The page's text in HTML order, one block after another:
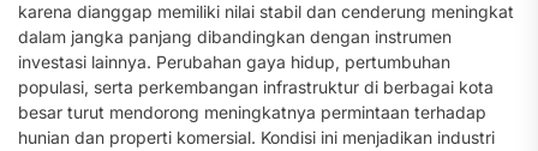
karena dianggap memiliki nilai stabil dan cenderung meningkat
dalam jangka panjang dibandingkan dengan instrumen
investasi lainnya. Perubahan gaya hidup, pertumbuhan
populasi, serta perkembangan infrastruktur di berbagai kota
besar turut mendorong meningkatnya permintaan terhadap
hunian dan properti komersial. Kondisi ini menjadikan industri